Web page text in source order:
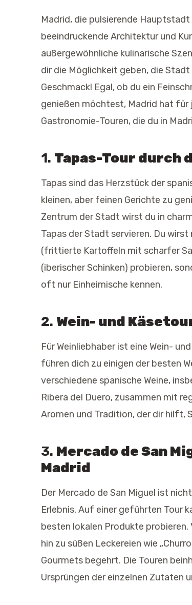
Madrid, die pulsierende Hauptstadt
beeindruckende Architektur und
außergewöhnliche kulinarische
dir die Möglichkeit geben, die
Geschmack! Egal, ob du ein
genießen möchtest, Madrid hat für
Gastronomie-Touren, die du in
1. Tapas-Tour durch
Tapas sind das Herzstück der
kleinen, aber feinen Gerichte zu
Zentrum der Stadt wirst du in
Tapas der Stadt servieren. Du
(frittierte Kartoffeln mit scharfer
(iberischer Schinken) probieren,
oft nur Einheimische kennen.
2. Wein- und
Für Weinliebhaber ist eine Wein-
führen dich zu einigen der besten
verschiedene spanische Weine,
Ribera del Duero, zusammen mit
Aromen und Tradition, der dir hilft,
3. Mercado de San
Madrid
Der Mercado de San Miguel ist
Erlebnis. Auf einer geführten Tour
besten lokalen Produkte
hin zu süßen Leckereien wie
Gourmets begehrt. Die Touren
Ursprüngen der einzelnen Zutaten